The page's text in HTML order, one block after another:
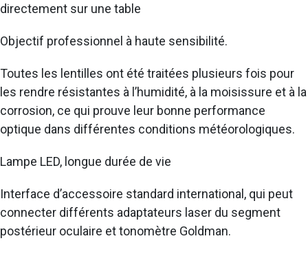
directement sur une table
Objectif professionnel à haute sensibilité.
Toutes les lentilles ont été traitées plusieurs fois pour
les rendre résistantes à l’humidité, à la moisissure et à la
corrosion, ce qui prouve leur bonne performance
optique dans différentes conditions météorologiques.
Lampe LED, longue durée de vie
Interface d’accessoire standard international, qui peut
connecter différents adaptateurs laser du segment
postérieur oculaire et tonomètre Goldman.